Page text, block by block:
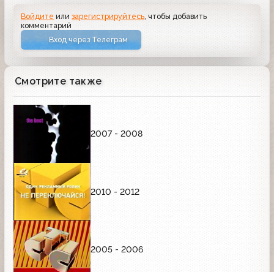
Войдите илизарегистрируйтесь , чтобы добавить
комментарий
Вход через Телеграм
Смотрите также
2007 - 2008
2010 - 2012
2005 - 2006